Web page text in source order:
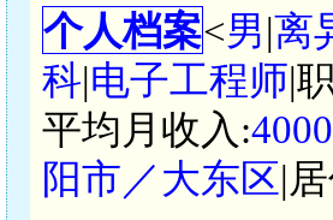
个人档案<男|离
科|电子工程师|
平均月收入:
阳市／大东区|